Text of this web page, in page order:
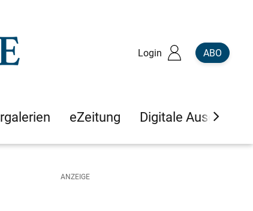
Login ABO
eZeitung Digitale Ausgaben